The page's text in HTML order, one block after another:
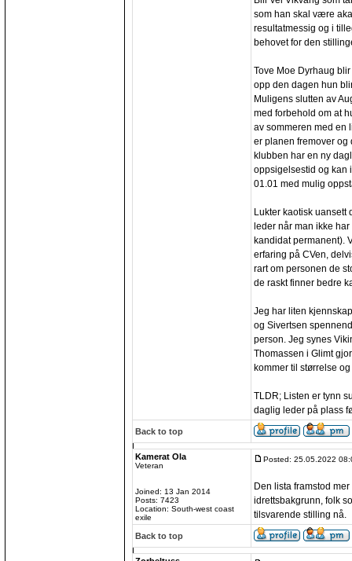
som han skal være
resultatmessig og i
behovet for den
Tove Moe Dyrhaug
opp den dagen hun
Muligens slutten av
med forbehold om at
av sommeren med en
er planen fremover og
klubben har en ny
oppsigelsestid og kan
01.01 med mulig
Lukter kaotisk uansett
leder når man ikke
kandidat permanent).
erfaring på CVen,
rart om personen de
de raskt finner bedre
Jeg har liten
og Sivertsen
person. Jeg synes
Thomassen i Glimt
kommer til størrelse
TLDR; Listen er tynn
daglig leder på plass
Back to top
Kamerat Ola
Veteran
Joined: 13 Jan 2014
Posts: 7423
Location: South-west coast
exile
Posted: 25.05.2022
Den lista framstod
idrettsbakgrunn, folk
tilsvarende stilling nå.
Back to top